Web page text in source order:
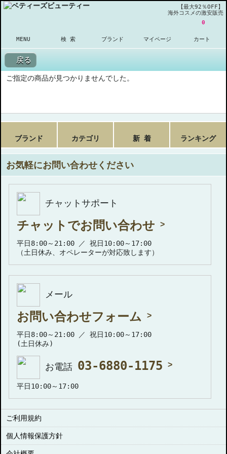
【最大92％OFF】
海外コスメの激安販売
MENU 検 索 ブランド マイページ
0
カート
戻る
ご指定の商品が見つかりませんでした。
ブランド カテゴリ 新 着 ランキング
お気軽にお問い合わせください
チャットサポート
チャットでお問い合わせ
平日8:00～21:00 ／ 祝日10:00～17:00
（土日休み、オペレーターが対応致します）
メール
お問い合わせフォーム
平日8:00～21:00 ／ 祝日10:00～17:00
(土日休み)
お電話 03-6880-1175
平日10:00～17:00
ご利用規約
個人情報保護方針